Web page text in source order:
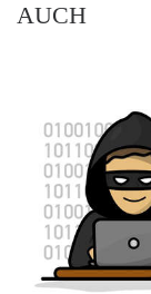
AUCH